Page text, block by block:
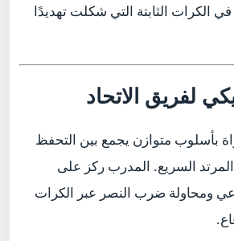
الكرات الثابتة التي شكلت تهديدًا
لفريق الاتحاد
بأسلوب متوازن يجمع بين التحفظ
السريع. المدرب ركز على
ومحاولة ضرب النصر عبر الكرات